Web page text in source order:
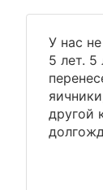
У нас
5 лет.
другой